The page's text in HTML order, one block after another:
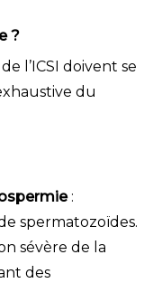
?
l’ICSI doivent se
du
:
spermatozoïdes.
sévère de la
des